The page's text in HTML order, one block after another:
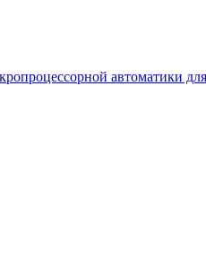
автоматики